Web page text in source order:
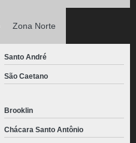
Zona Norte
Santo André
São Caetano
Brooklin
Chácara Santo Antônio